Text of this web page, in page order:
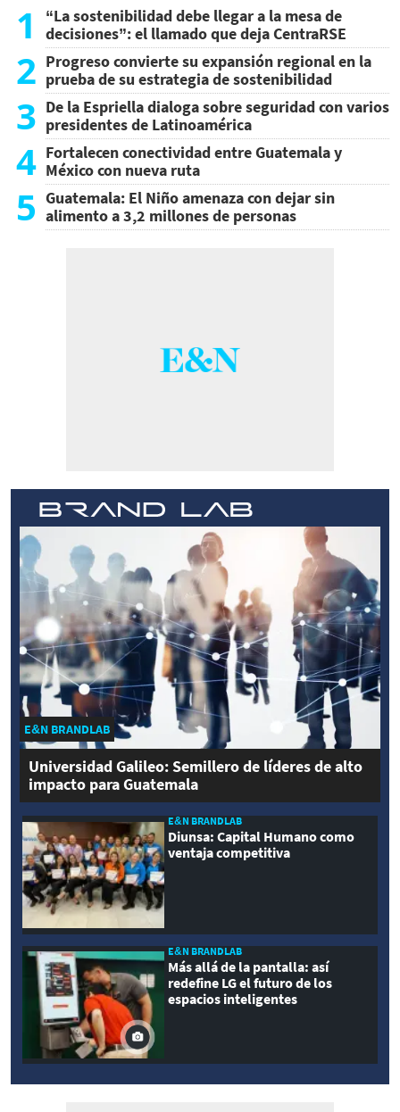
1
“La sostenibilidad debe llegar a la mesa de
decisiones”: el llamado que deja CentraRSE
2 Progreso convierte su expansión regional en la
prueba de su estrategia de sostenibilidad
3 De la Espriella dialoga sobre seguridad con varios
presidentes de Latinoamérica
4 Fortalecen conectividad entre Guatemala y
México con nueva ruta
5 Guatemala: El Niño amenaza con dejar sin
alimento a 3,2 millones de personas
E&N BRANDLAB
Universidad Galileo: Semillero de líderes de alto
impacto para Guatemala
E&N BRANDLAB
Diunsa: Capital Humano como
ventaja competitiva
E&N BRANDLAB
Más allá de la pantalla: así
redefine LG el futuro de los
espacios inteligentes